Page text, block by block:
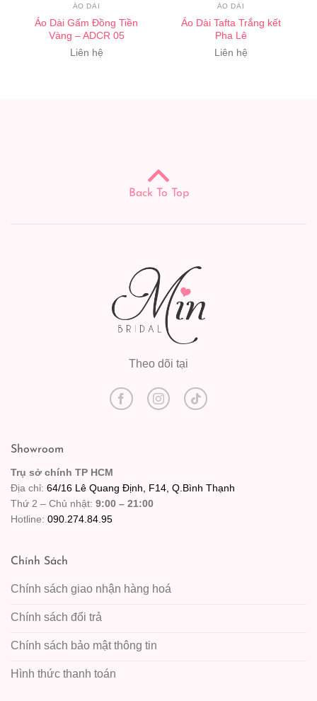
ÁO DÀI
Áo Dài Gấm Đồng Tiền
Vàng – ADCR 05
Liên hệ
ÁO DÀI
Áo Dài Tafta Trắng kết
Pha Lê
Liên hệ
Back To Top
Theo dõi tại
Showroom
Trụ sở chính TP HCM
Địa chỉ: 64/16 Lê Quang Định, F14, Q.Bình Thạnh
Thứ 2 – Chủ nhật: 9:00 – 21:00
Hotline: 090.274.84.95
Chính Sách
Chính sách giao nhận hàng hoá
Chính sách đổi trả
Chính sách bảo mật thông tin
Hình thức thanh toán